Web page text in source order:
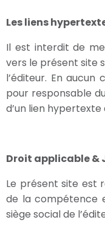
Les liens
Il est interdit de
vers le présent site
l’éditeur. En
pour responsable
d’un lien
Droit applicable
Le présent site est
de la compétence
siège social de